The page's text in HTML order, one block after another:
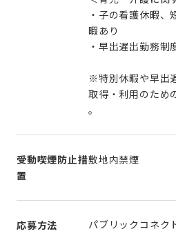
・子の看護休暇
暇あり
・早出遅出勤務制
※特別休暇や早出
取得・利用のため
。
受動喫煙防止措
置
敷地内禁煙
応募方法 パブリックコネク